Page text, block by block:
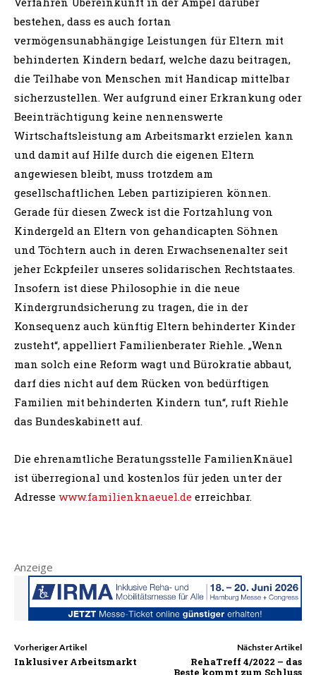
bestehen, dass es auch fortan
vermögensunabhängige Leistungen für Eltern mit
behinderten Kindern bedarf, welche dazu beitragen,
die Teilhabe von Menschen mit Handicap mittelbar
sicherzustellen. Wer aufgrund einer Erkrankung oder
Beeinträchtigung keine nennenswerte
Wirtschaftsleistung am Arbeitsmarkt erzielen kann
und damit auf Hilfe durch die eigenen Eltern
angewiesen bleibt, muss trotzdem am
gesellschaftlichen Leben partizipieren können.
Gerade für diesen Zweck ist die Fortzahlung von
Kindergeld an Eltern von gehandicapten Söhnen
und Töchtern auch in deren Erwachsenenalter seit
jeher Eckpfeiler unseres solidarischen Rechtstaates.
Insofern ist diese Philosophie in die neue
Kindergrundsicherung zu tragen, die in der
Konsequenz auch künftig Eltern behinderter Kinder
zusteht“, appelliert Familienberater Riehle. „Wenn
man solch eine Reform wagt und Bürokratie abbaut,
darf dies nicht auf dem Rücken von bedürftigen
Familien mit behinderten Kindern tun“, ruft Riehle
das Bundeskabinett auf.
Die ehrenamtliche Beratungsstelle FamilienKnäuel
ist überregional und kostenlos für jeden unter der
Adresse www.familienknaeuel.de erreichbar.
Anzeige
Vorheriger Artikel
Inklusiver Arbeitsmarkt
Nächster Artikel
RehaTreff 4/2022 – das
Beste kommt zum Schluss